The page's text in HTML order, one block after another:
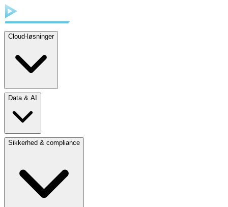
Cloud-løsninger
Data & AI
Sikkerhed & compliance